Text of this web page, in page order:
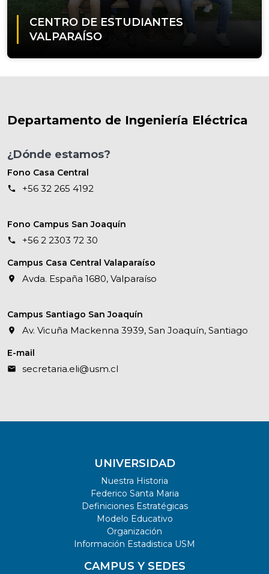
CENTRO DE ESTUDIANTES
VALPARAÍSO
Departamento de Ingeniería Eléctrica
¿Dónde estamos?
Fono Casa Central
+56 32 265 4192
Fono Campus San Joaquín
+56 2 2303 72 30
Campus Casa Central Valaparaíso
Avda. España 1680, Valparaíso
Campus Santiago San Joaquín
Av. Vicuña Mackenna 3939, San Joaquín, Santiago
E-mail
secretaria.eli@usm.cl
UNIVERSIDAD
Nuestra Historia
Federico Santa Maria
Definiciones Estratégicas
Modelo Educativo
Organización
Información Estadistica USM
CAMPUS Y SEDES